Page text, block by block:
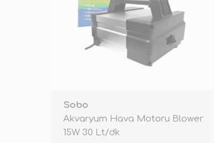
Sobo
Akvaryum Hava Motoru Blower
15W 30 Lt/dk